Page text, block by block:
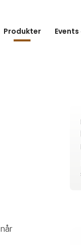
Produkter